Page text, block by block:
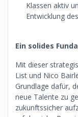
Klassen aktiv
Entwicklung
Ein solides
Mit dieser
List und Nico
Grundlage dafür,
neue Talente zu
zukunftssicher